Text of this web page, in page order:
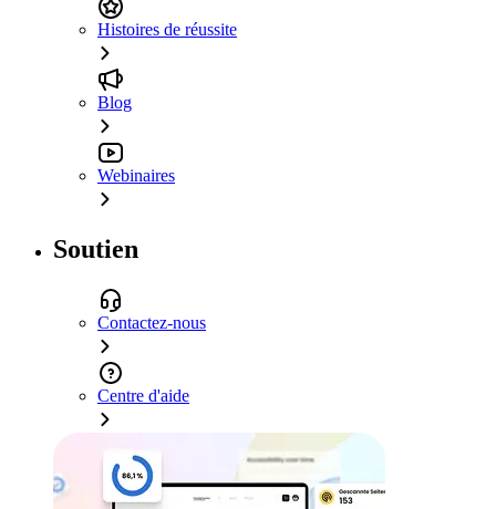
Histoires de réussite
Blog
Webinaires
Soutien
Contactez-nous
Centre d'aide